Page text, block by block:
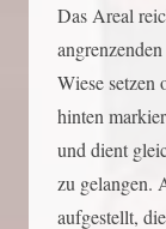
Das Areal
Wiese setzen
hinten
und dient
zu gelangen.
aufgestellt,